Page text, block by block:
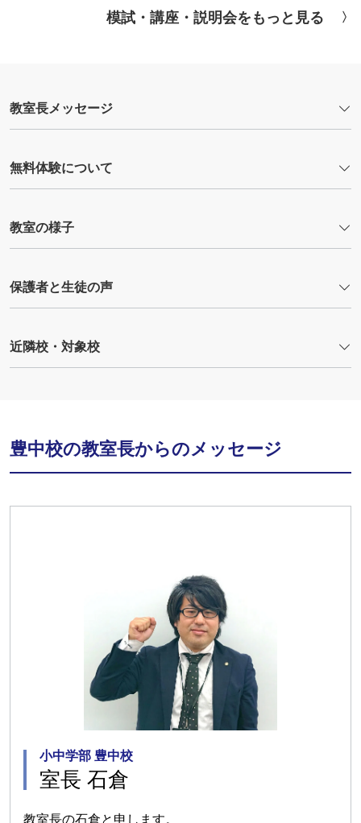
模試・講座・説明会をもっと見る
教室長メッセージ
無料体験について
教室の様子
保護者と生徒の声
近隣校・対象校
豊中校の教室長からのメッセージ
小中学部 豊中校
室長 石倉
教室長の石倉と申します。